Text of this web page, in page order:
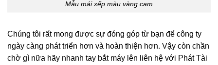
Mẫu mái xếp màu vàng cam
Chúng tôi rất mong được sự đóng góp từ bạn để công ty
ngày càng phát triển hơn và hoàn thiện hơn. Vậy còn chần
chờ gì nữa hãy nhanh tay bắt máy lên liên hệ với Phát Tài